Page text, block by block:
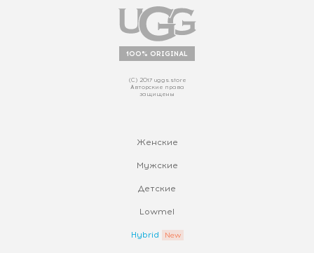
100% ORIGINAL
(С) 2017 uggs.store
Авторские права
защищены
Женские
Мужские
Детские
Lowmel
Hybrid